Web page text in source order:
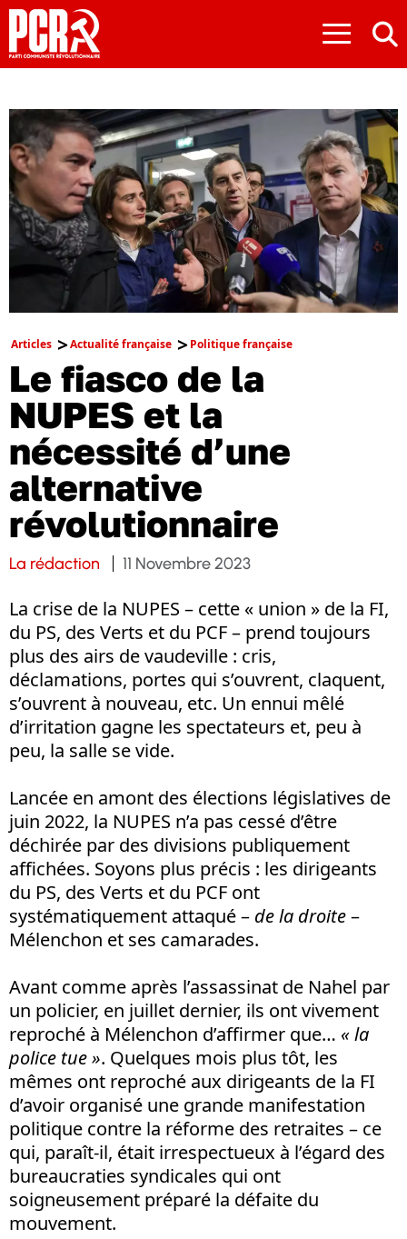
≡
Articles Actualité française Politique française
Le fiasco de la
NUPES et la
nécessité d’une
alternative
révolutionnaire
La rédaction 11 Novembre 2023
La crise de la NUPES – cette « union » de la FI,
du PS, des Verts et du PCF – prend toujours
plus des airs de vaudeville : cris,
déclamations, portes qui s’ouvrent, claquent,
s’ouvrent à nouveau, etc. Un ennui mêlé
d’irritation gagne les spectateurs et, peu à
peu, la salle se vide.
Lancée en amont des élections législatives de
juin 2022, la NUPES n’a pas cessé d’être
déchirée par des divisions publiquement
affichées. Soyons plus précis : les dirigeants
du PS, des Verts et du PCF ont
systématiquement attaqué – de la droite–
Mélenchon et ses camarades.
Avant comme après l’assassinat de Nahel par
un policier, en juillet dernier, ils ont vivement
reproché à Mélenchon d’affirmer que… « la
police tue ». Quelques mois plus tôt, les
mêmes ont reproché aux dirigeants de la FI
d’avoir organisé une grande manifestation
politique contre la réforme des retraites – ce
qui, paraît-il, était irrespectueux à l’égard des
bureaucraties syndicales qui ont
soigneusement préparé la défaite du
mouvement.